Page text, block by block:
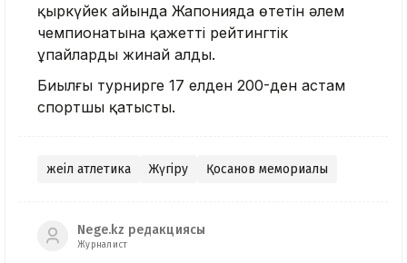
қыркүйек айында Жапонияда өтетін әлем
чемпионатына қажетті рейтингтік
ұпайларды жинай алды.
Биылғы турнирге 17 елден 200-ден астам
спортшы қатысты.
жеңіл атлетика Жүгіру Қосанов мемориалы
Nege.kz редакциясы
Журналист